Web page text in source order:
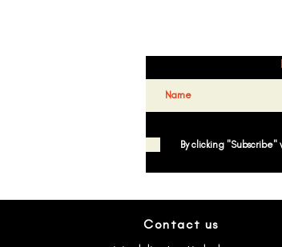
By clicking
Contact us